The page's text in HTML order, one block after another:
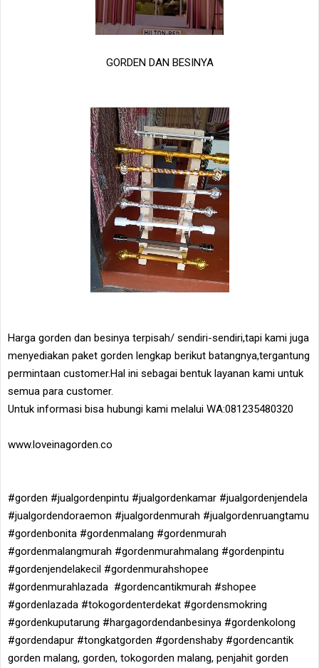
GORDEN DAN BESINYA
Harga gorden dan besinya terpisah/ sendiri-sendiri,tapi kami juga
menyediakan paket gorden lengkap berikut batangnya,tergantung
permintaan customer.Hal ini sebagai bentuk layanan kami untuk
semua para customer.
Untuk informasi bisa hubungi kami melalui WA:081235480320
www.loveinagorden.co
#gorden #jualgordenpintu #jualgordenkamar #jualgordenjendela
#jualgordendoraemon #jualgordenmurah #jualgordenruangtamu
#gordenbonita #gordenmalang #gordenmurah
#gordenmalangmurah #gordenmurahmalang #gordenpintu
#gordenjendelakecil #gordenmurahshopee
#gordenmurahlazada #gordencantikmurah #shopee
#gordenlazada #tokogordenterdekat #gordensmokring
#gordenkuputarung #hargagordendanbesinya #gordenkolong
#gordendapur #tongkatgorden #gordenshaby #gordencantik
gorden malang, gorden, tokogorden malang, penjahit gorden